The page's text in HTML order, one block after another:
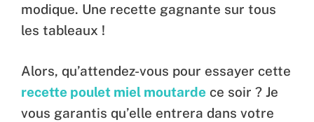
modique. Une recette gagnante sur tous
les tableaux !
Alors, qu’attendez-vous pour essayer cette
recette poulet miel moutarde ce soir ? Je
vous garantis qu’elle entrera dans votre